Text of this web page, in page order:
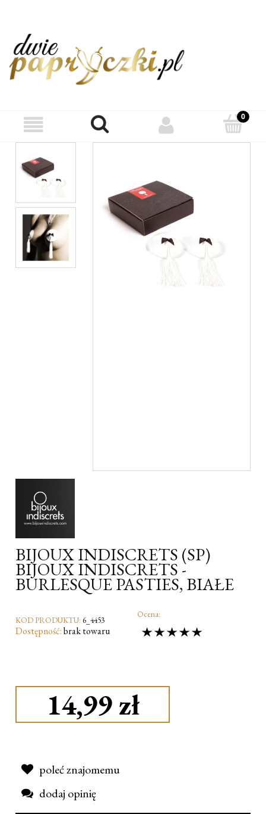
BIJOUX INDISCRETS (SP)
BIJOUX INDISCRETS -
BURLESQUE PASTIES, BIAŁE
KOD PRODUKTU: 6_4453
Dostępność:brak towaru
Ocena:
14,99 zł
poleć znajomemu
dodaj opinię